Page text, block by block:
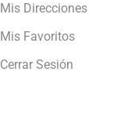
Mis Direcciones
Mis Favoritos
Cerrar Sesión